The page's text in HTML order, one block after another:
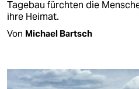
Tagebau fürchten die
ihre Heimat.
Von Michael Bartsch